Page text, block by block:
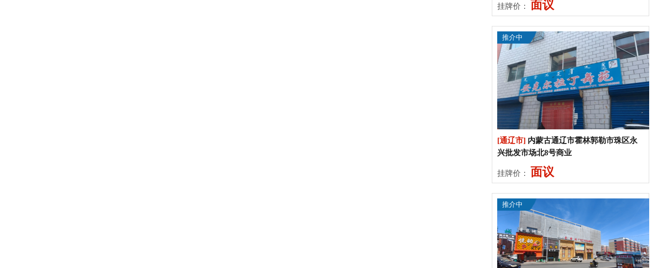
㎡
挂牌价： 面议
推介中
[通辽市]内蒙古通辽市霍林郭勒市珠区永
兴批发市场北8号商业
挂牌价： 面议
推介中